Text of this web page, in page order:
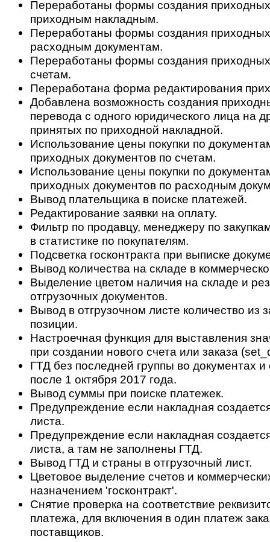
Переработаны формы создания
приходным накладным.
Переработаны формы создания
расходным документам.
Переработаны формы создания
счетам.
Переработана форма редактирования
Добавлена возможность создания
перевода с одного юридического лица на
принятых по приходной накладной.
Использование цены покупки по
приходных документов по счетам.
Использование цены покупки по
приходных документов по расходным
Вывод плательщика в поиске платежей.
Редактирование заявки на оплату.
Фильтр по продавцу, менеджеру по
в статистике по покупателям.
Подсветка госконтракта при выписке
Вывод количества на складе в
Выделение цветом наличия на складе и
отгрузочных документов.
Вывод в отгрузочном листе количество из
позиции.
Настроечная функция для выставления
при создании нового счета или заказа
ГТД без последней группы во документах и
после 1 октября 2017 года.
Вывод суммы при поиске платежек.
Предупреждение если накладная
листа.
Предупреждение если накладная
листа, а там не заполнены ГТД.
Вывод ГТД и страны в отгрузочный лист.
Цветовое выделение счетов и
назначением 'госконтракт'.
Снятие проверка на соответствие
платежа, для включения в один платеж
поставщиков.